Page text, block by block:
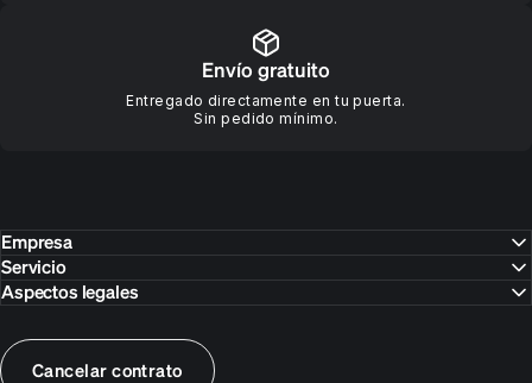
Envío gratuito
Entregado directamente en tu puerta.
Sin pedido mínimo.
Empresa
Servicio
Aspectos legales
Cancelar contrato